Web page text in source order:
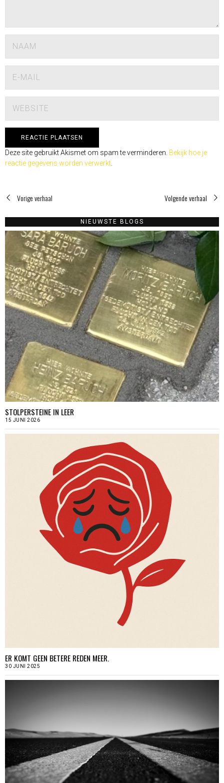
Deze site gebruikt Akismet om spam te verminderen. Bekijk hoe je
reactie gegevens worden verwerkt
Vorige verhaal Volgende verhaal
NIEUWSTE BLOGS
STOLPERSTEINE IN LEER
15 JUNI 2026
ER KOMT GEEN BETERE REDEN MEER.
30 JUNI 2025